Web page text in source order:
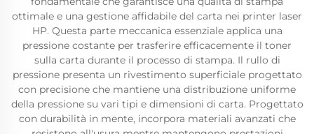
ottimale e una gestione affidabile del carta nei printer laser
HP. Questa parte meccanica essenziale applica una
pressione costante per trasferire efficacemente il toner
sulla carta durante il processo di stampa. Il rullo di
pressione presenta un rivestimento superficiale progettato
con precisione che mantiene una distribuzione uniforme
della pressione su vari tipi e dimensioni di carta. Progettato
con durabilità in mente, incorpora materiali avanzati che